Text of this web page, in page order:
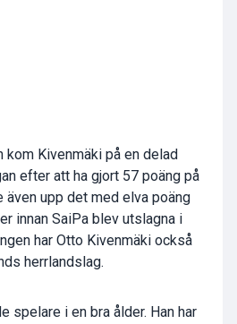
kom Kivenmäki på en delad
efter att ha gjort 57 poäng på
även upp det med elva poäng
innan SaiPa blev utslagna i
har Otto Kivenmäki också
herrlandslag.
spelare i en bra ålder. Han har